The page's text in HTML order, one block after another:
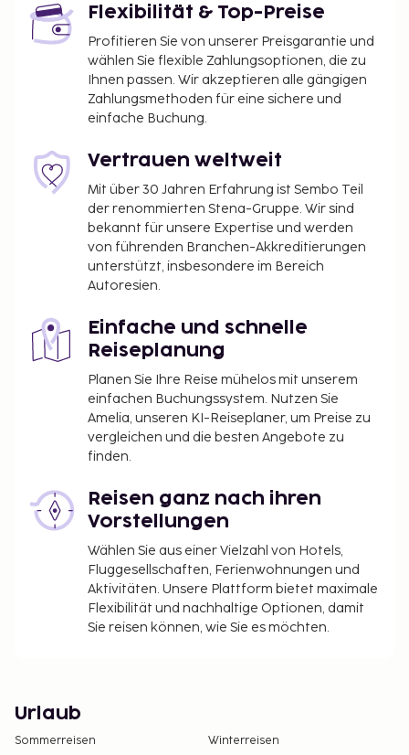
Flexibilität & Top-Preise
Profitieren Sie von unserer Preisgarantie und
wählen Sie flexible Zahlungsoptionen, die zu
Ihnen passen. Wir akzeptieren alle gängigen
Zahlungsmethoden für eine sichere und
einfache Buchung.
Vertrauen weltweit
Mit über 30 Jahren Erfahrung ist Sembo Teil
der renommierten Stena-Gruppe. Wir sind
bekannt für unsere Expertise und werden
von führenden Branchen-Akkreditierungen
unterstützt, insbesondere im Bereich
Autoresien.
Einfache und schnelle
Reiseplanung
Planen Sie Ihre Reise mühelos mit unserem
einfachen Buchungssystem. Nutzen Sie
Amelia, unseren KI-Reiseplaner, um Preise zu
vergleichen und die besten Angebote zu
finden.
Reisen ganz nach ihren
Vorstellungen
Wählen Sie aus einer Vielzahl von Hotels,
Fluggesellschaften, Ferienwohnungen und
Aktivitäten. Unsere Plattform bietet maximale
Flexibilität und nachhaltige Optionen, damit
Sie reisen können, wie Sie es möchten.
Urlaub
Sommerreisen
Winterreisen